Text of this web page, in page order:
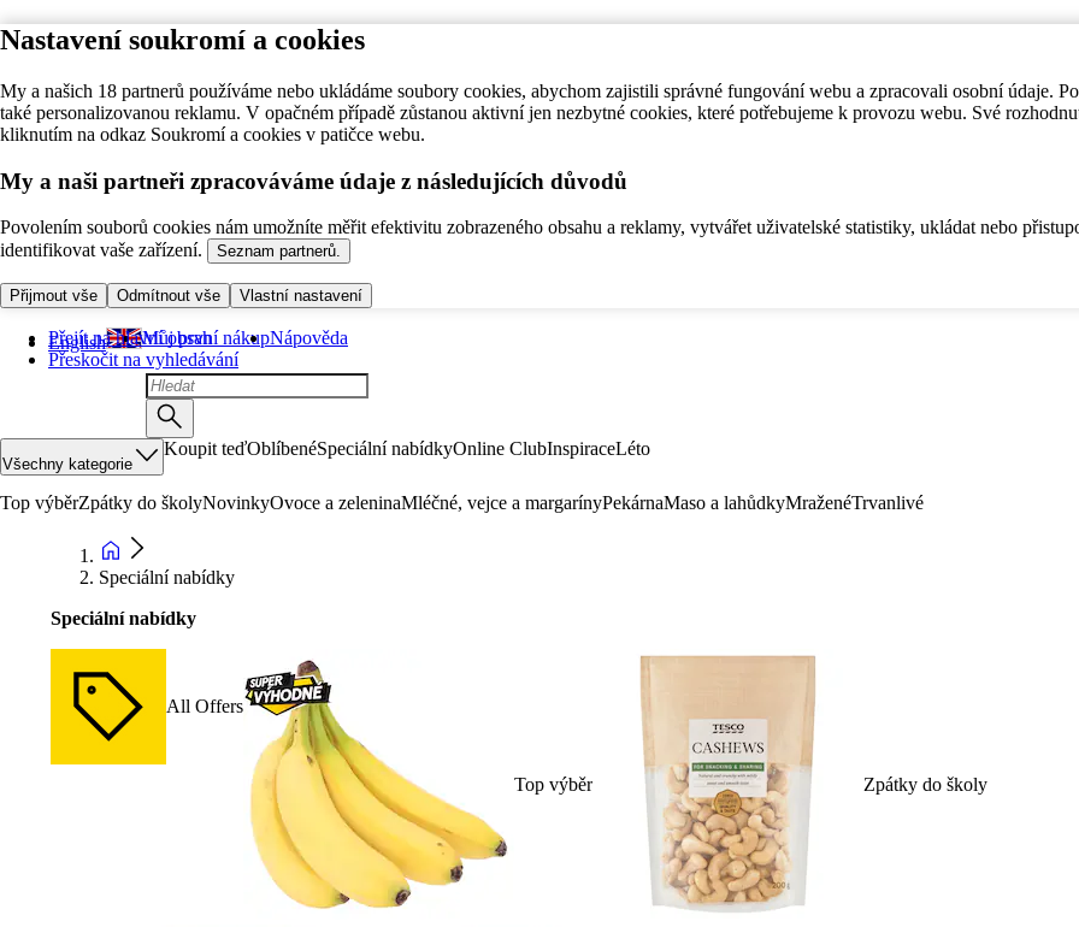
Nastavení soukromí a cookies
My a našich 18 partnerů používáme nebo ukládáme soubory cookies, abychom zajistili správné fungování webu a zpracovali osobní údaje.
také personalizovanou reklamu. V opačném případě zůstanou aktivní jen nezbytné cookies, které potřebujeme k provozu webu. Své
kliknutím na odkaz Soukromí a cookies v patičce webu.
My a naši partneři zpracováváme údaje z následujících důvodů
Povolením souborů cookies nám umožníte měřit efektivitu zobrazeného obsahu a reklamy, vytvářet uživatelské statistiky, ukládat nebo
identifikovat vaše zařízení.
Seznam partnerů.
Přijmout vše Odmítnout vše Vlastní nastavení
Přejít na hlavní obsah
Přeskočit na vyhledávání
English Můj první nákupNápověda
Všechny kategorie
Koupit teďOblíbenéSpeciální nabídkyOnline ClubInspiraceLéto
Top výběrZpátky do školyNovinkyOvoce a zeleninaMléčné, vejce a margarínyPekárnaMaso a lahůdkyMraženéTrvanlivé
Speciální nabídky
Speciální nabídky
All Offers
Top výběr Zpátky do školy